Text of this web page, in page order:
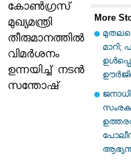
More
കോൺഗ്രസ്
മുഖ്യമന്ത്രി
തീരുമാനത്തിൽ
വിമർശനം
ഉന്നയിച്ച് നടൻ
സന്തോഷ്